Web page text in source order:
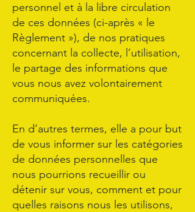
personnel et à la libre circulation
de ces données (ci-après « le
Règlement »), de nos pratiques
concernant la collecte, l’utilisation,
le partage des informations que
vous nous avez volontairement
communiquées.
En d’autres termes, elle a pour but
de vous informer sur les catégories
de données personnelles que
nous pourrions recueillir ou
détenir sur vous, comment et pour
quelles raisons nous les utilisons,